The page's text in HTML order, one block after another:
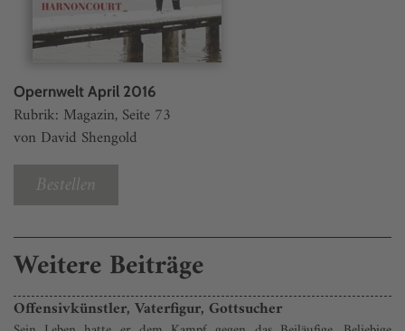
Opernwelt April 2016
Rubrik: Magazin, Seite 73
von David Shengold
Bestellen
Weitere Beiträge
Offensivkünstler, Vaterfigur, Gottsucher